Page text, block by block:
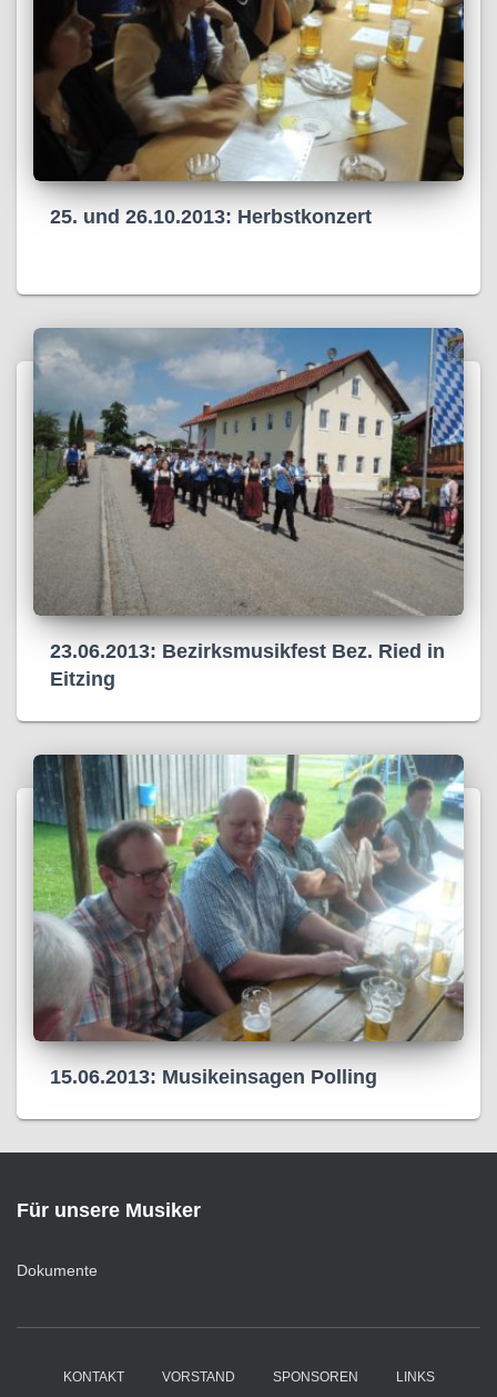
25. und 26.10.2013: Herbstkonzert
23.06.2013: Bezirksmusikfest Bez. Ried in
Eitzing
15.06.2013: Musikeinsagen Polling
Für unsere Musiker
Dokumente
KONTAKT VORSTAND SPONSOREN LINKS